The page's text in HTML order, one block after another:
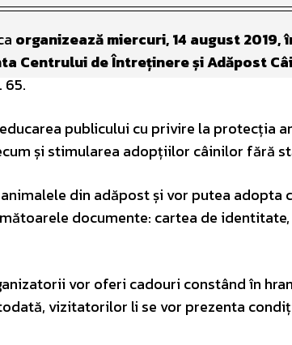
organizează miercuri, 14 august 2019,
Centrului de Întreținere și Adăpost
65.
publicului cu privire la protecția
și stimularea adopțiilor câinilor fără
din adăpost și vor putea adopta
documente: cartea de
vor oferi cadouri constând în
vizitatorilor li se vor prezenta